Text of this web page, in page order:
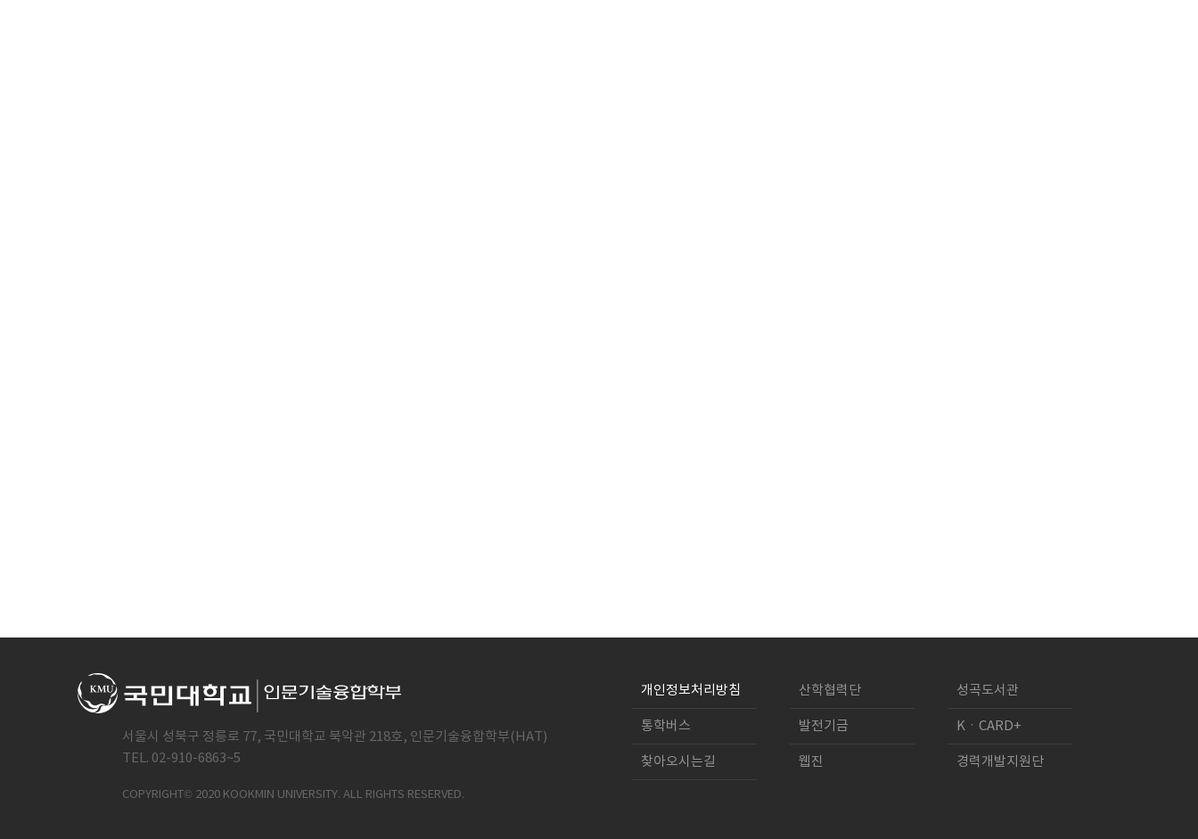
서울시 성북구 정릉로 77, 국민대학교 북악관 218호, 인문기술융합학부(HAT)
TEL. 02-910-6863~5
COPYRIGHT© 2020 KOOKMIN UNIVERSITY. ALL RIGHTS RESERVED.
개인정보처리방침 산학협력단 성곡도서관
통학버스 발전기금 KㆍCARD+
찾아오시는길 웹진 경력개발지원단